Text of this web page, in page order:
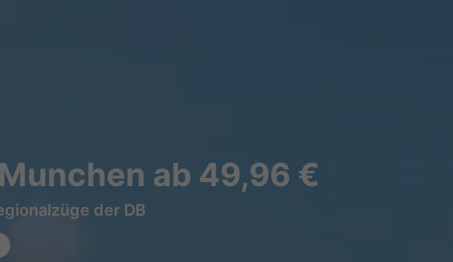
ab 49,96 €
der DB